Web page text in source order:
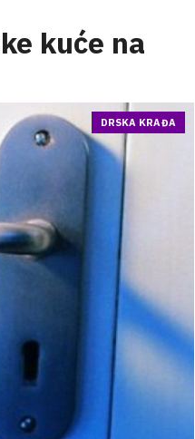
kuće na
DRSKA KRAĐA